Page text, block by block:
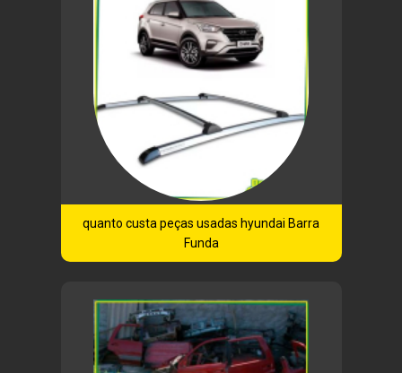
quanto custa peças usadas hyundai Barra
Funda